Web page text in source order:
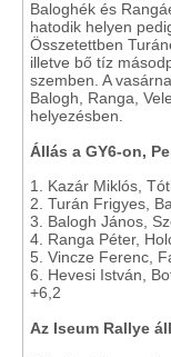
Baloghék és
hatodik helyen
Összetettben
illetve bő tíz
szemben. A
Balogh, Ranga,
helyezésben.
Állás a GY6-on,
1. Kazár Miklós,
2. Turán Frigyes,
3. Balogh János,
4. Ranga Péter,
5. Vincze Ferenc,
6. Hevesi István,
+6,2
Az Iseum Rallye